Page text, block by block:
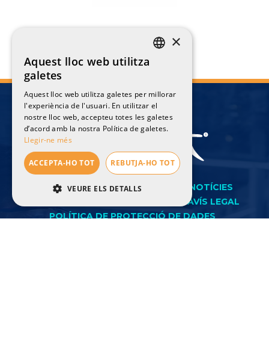
L'EQUIP ESPECIALITATS
NOTÍCIES
AVÍS LEGAL
POLÍTICA DE PROTECCIÓ DE DADES
SPANISH
FRENCH
×
Aquest lloc web utilitza
galetes
Aquest lloc web utilitza galetes per millorar
l'experiència de l'usuari. En utilitzar el
nostre lloc web, accepteu totes les galetes
d’acord amb la nostra Política de galetes.
Llegir-ne més
ACCEPTA-HO TOT REBUTJA-HO TOT
VEURE ELS DETALLS
ESTRICTAMENT NECESSÀRIES